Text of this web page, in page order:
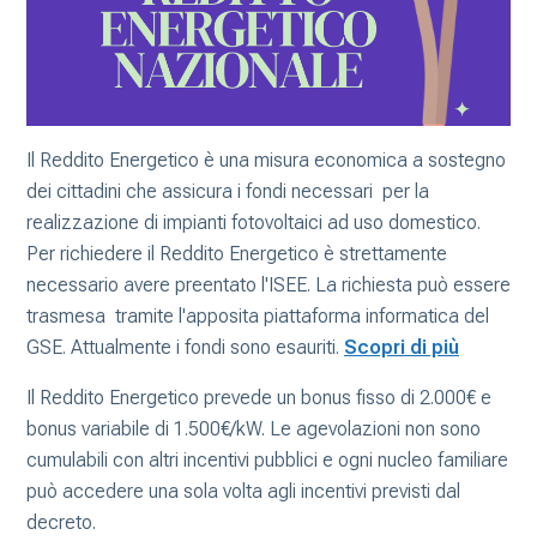
Il Reddito Energetico è una misura economica a sostegno
dei cittadini che assicura i fondi necessari per la
realizzazione di impianti fotovoltaici ad uso domestico.
Per richiedere il Reddito Energetico è strettamente
necessario avere preentato l'ISEE. La richiesta può essere
trasmesa tramite l'apposita piattaforma informatica del
GSE. Attualmente i fondi sono esauriti. Scopri di più
Il Reddito Energetico prevede un bonus fisso di 2.000€ e
bonus variabile di 1.500€/kW. Le agevolazioni non sono
cumulabili con altri incentivi pubblici e ogni nucleo familiare
può accedere una sola volta agli incentivi previsti dal
decreto.